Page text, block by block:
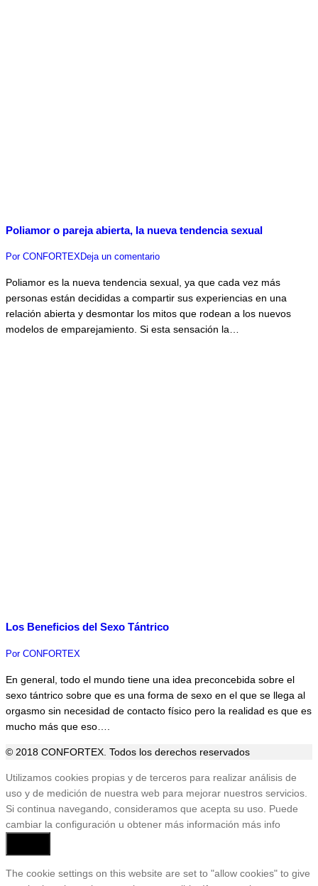
Poliamor o pareja abierta, la nueva tendencia sexual
Por CONFORTEXDeja un comentario
Poliamor es la nueva tendencia sexual, ya que cada vez más
personas están decididas a compartir sus experiencias en una
relación abierta y desmontar los mitos que rodean a los nuevos
modelos de emparejamiento. Si esta sensación la…
Los Beneficios del Sexo Tántrico
Por CONFORTEX
En general, todo el mundo tiene una idea preconcebida sobre el
sexo tántrico sobre que es una forma de sexo en el que se llega al
orgasmo sin necesidad de contacto físico pero la realidad es que es
mucho más que eso….
© 2018 CONFORTEX. Todos los derechos reservados
Ir
a
Tienda
Utilizamos cookies propias y de terceros para realizar análisis de
uso y de medición de nuestra web para mejorar nuestros servicios.
Si continua navegando, consideramos que acepta su uso. Puede
cambiar la configuración u obtener más información más info
The cookie settings on this website are set to "allow cookies" to give